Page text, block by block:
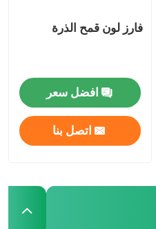
فارز لون قمح الذرة
افضل سعر
اتصل بنا